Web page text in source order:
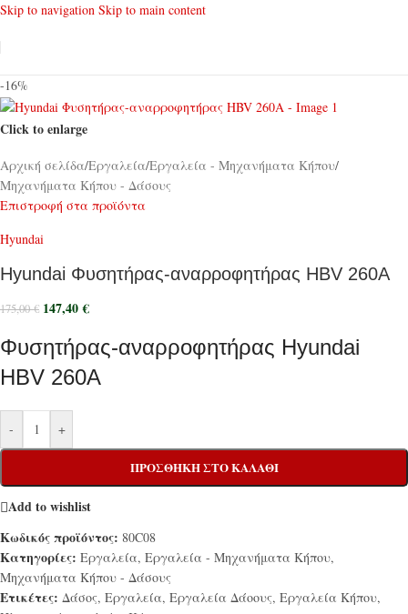
Skip to navigation Skip to main content
-16%
Click to enlarge
Αρχική σελίδα/Εργαλεία/Εργαλεία - Μηχανήματα Κήπου/
Μηχανήματα Κήπου - Δάσους
Επιστροφή στα προϊόντα
Hyundai
Hyundai Φυσητήρας-αναρροφητήρας HBV 260A
175,00€ 147,40€
Φυσητήρας-αναρροφητήρας Hyundai
HBV 260A
- +
ΠΡΟΣΘΉΚΗ ΣΤΟ ΚΑΛΆΘΙ
Add to wishlist
Κωδικός προϊόντος: 80C08
Κατηγορίες: Εργαλεία, Εργαλεία - Μηχανήματα Κήπου,
Μηχανήματα Κήπου - Δάσους
Ετικέτες: Δάσος, Εργαλεία, Εργαλεία Δάοους, Εργαλεία Κήπου,